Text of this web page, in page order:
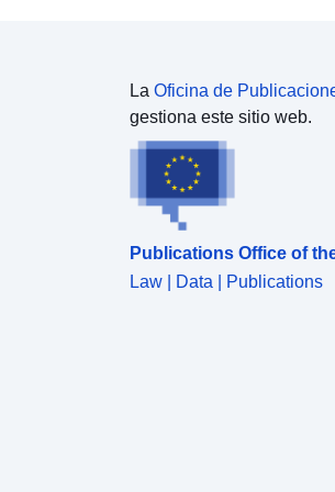
La Oficina de
gestiona este sitio web.
Publications Office of
Law | Data | Publications